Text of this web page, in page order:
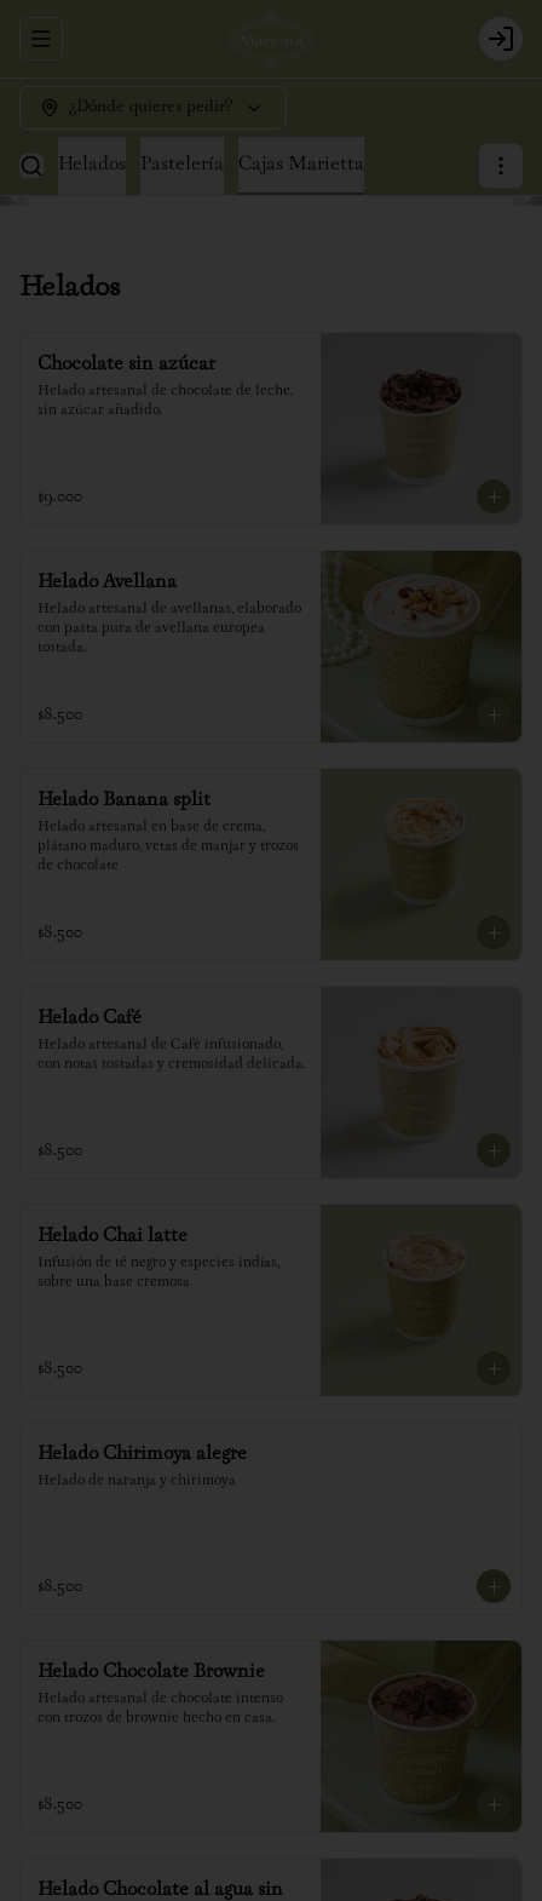
Abrir menu de navegación Login
¿Dónde quieres pedir?
Helados Pastelería Cajas Marietta
Helados
Chocolate sin azúcar
Helado artesanal de chocolate de leche,
sin azúcar añadido.
$9.000
Helado Avellana
Helado artesanal de avellanas, elaborado
con pasta pura de avellana europea
tostada.
$8.500
Helado Banana split
Helado artesanal en base de crema,
plátano maduro, vetas de manjar y trozos
de chocolate
$8.500
Helado Café
Helado artesanal de Café infusionado,
con notas tostadas y cremosidad delicada.
$8.500
Helado Chai latte
Infusión de té negro y especies indías,
sobre una base cremosa
$8.500
Helado Chirimoya alegre
Helado de naranja y chirimoya
$8.500
Helado Chocolate Brownie
Helado artesanal de chocolate intenso
con trozos de brownie hecho en casa.
$8.500
Helado Chocolate al agua sin